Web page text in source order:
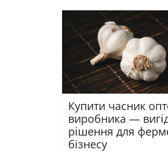
Купити часник
виробника —
рішення для
бізнесу